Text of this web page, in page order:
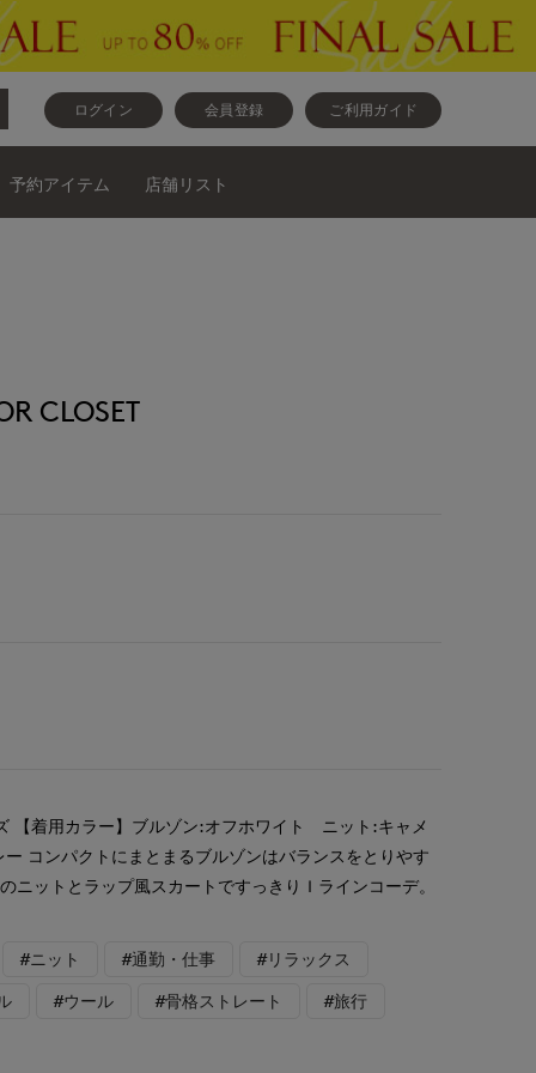
ログイン 会員登録 ご利用ガイド
予約アイテム 店舗リスト
CLOSET
【着用カラー】ブルゾン:オフホワイト ニット:キャメ
コンパクトにまとまるブルゾンはバランスをとりやす
ニットとラップ風スカートですっきりＩラインコーデ。
#ニット #通勤・仕事 #リラックス
#ウール #骨格ストレート #旅行